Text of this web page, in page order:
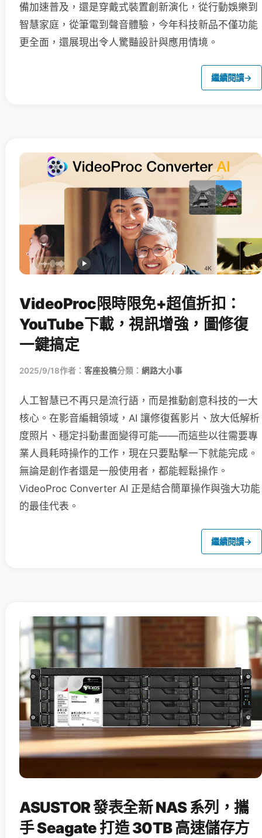
備加速普及，還是穿戴式裝置創新演化，從行動娛樂到
智慧家庭，從筆電到聲音體驗，今年科技新品不僅功能
更全面，還展現出令人驚豔設計與應用情境。
繼續閱讀→
VideoProc限時限免+超值折扣：
YouTube下載，視訊增強，圖修復
一鍵搞定
2025/9/18作者： 客座投稿分類： 網路大小事
人工智慧已不再只是流行語，而是推動創意科技的一大
核心。在影音編輯領域，AI 讓修復舊影片、放大低解析
度照片、穩定抖動畫面變得可能——而這些以往需要專
業人員耗時操作的工作，現在只要點擊一下就能完成。
無論是創作者還是一般使用者，都能輕鬆操作。
VideoProc Converter AI 正是結合簡單操作與強大功能
的最佳代表。
繼續閱讀→
ASUSTOR 發表全新 NAS 系列，攜
手 Seagate 打造 30TB 高速儲存方